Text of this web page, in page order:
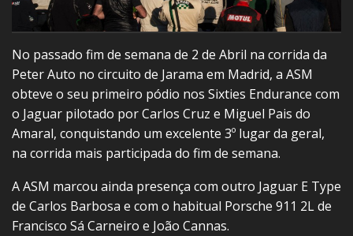
No passado fim de semana de 2 de Abril na corrida da
Peter Auto no circuito de Jarama em Madrid, a ASM
obteve o seu primeiro pódio nos Sixties Endurance com
o Jaguar pilotado por Carlos Cruz e Miguel Pais do
Amaral, conquistando um excelente 3º lugar da geral,
na corrida mais participada do fim de semana.
A ASM marcou ainda presença com outro Jaguar E Type
de Carlos Barbosa e com o habitual Porsche 911 2L de
Francisco Sá Carneiro e João Cannas.